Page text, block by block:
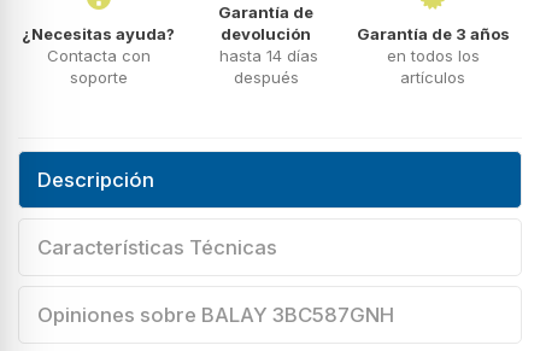
¿Necesitas ayuda?
Contacta con
soporte
Garantía de
devolución
hasta 14 días
después
Garantía de 3 años
en todos los
artículos
Descripción
Características Técnicas
Opiniones sobre BALAY 3BC587GNH